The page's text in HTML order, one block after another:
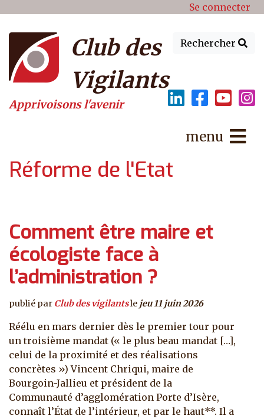
Menu du compte de Se connecter
Rechercher
Club des
Vigilants
Apprivoisons l'avenir
menu
Réforme de l'Etat
Comment être maire et
écologiste face à
l’administration ?
publié par Club des vigilantsle jeu 11 juin 2026
Réélu en mars dernier dès le premier tour pour
un troisième mandat (« le plus beau mandat […],
celui de la proximité et des réalisations
concrètes ») Vincent Chriqui, maire de
Bourgoin-Jallieu et président de la
Communauté d’agglomération Porte d’Isère,
connaît l’État de l’intérieur, et par le haut**. Il a